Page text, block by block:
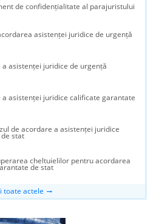
de confidențialitate al parajuristului
asistenței juridice de urgență
asistenței juridice de urgență
asistenței juridice calificate garantate
de acordare a asistenței juridice
stat
cheltuielilor pentru acordarea
de stat
toate actele